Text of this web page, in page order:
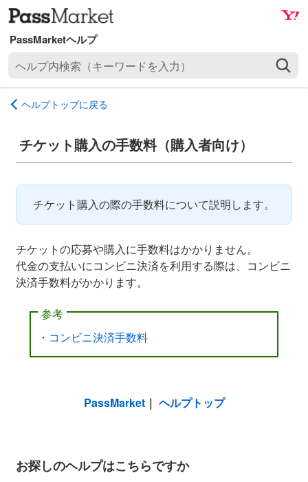
ナ
ビ
ゲ
ー
ョ
ン
キ
メ
イ
ン
コ
テ
ン
ス
プ
内
（
ー
ー
を
入
力
ヘルプトップに戻る
チケット購入の手数料（購入者向け）
チケット購入の際の手数料について説明します。
チケットの応募や購入に手数料はかかりません。
代金の支払いにコンビニ決済を利用する際は、コンビニ
決済手数料がかかります。
参考
・ コンビニ決済手数料
PassMarket｜ ヘルプトップ
お探しのヘルプはこちらですか